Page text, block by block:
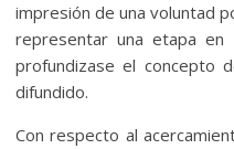
impresión de una voluntad
representar una etapa en
profundizase el concepto
difundido.
Con respecto al